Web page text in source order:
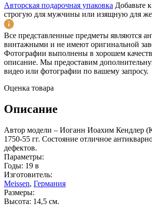
Авторская подарочная упаковка Добавьте
строгую для мужчины или изящную для
Все представленные предметы являются
винтажными и не имеют оригинальной
Фотографии выполнены в хорошем
описание. Мы предоставим
видео или фотографии по вашему запросу.
Оценка товара
Описание
Автор модели – Иоганн Иоахим Кендлер
1750-55 гг. Состояние отличное
дефектов.
Параметры:
Годы: 19 в
Изготовитель:
Meissen, Германия
Размеры:
Высота: 14,5 см.